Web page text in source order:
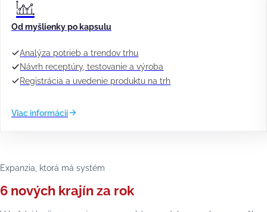
Od myšlienky po kapsulu
Analýza potrieb a trendov trhu
Návrh receptúry, testovanie a výroba
Registrácia a uvedenie produktu na trh
Viac informácií
Expanzia, ktorá má systém
6 nových krajín za rok